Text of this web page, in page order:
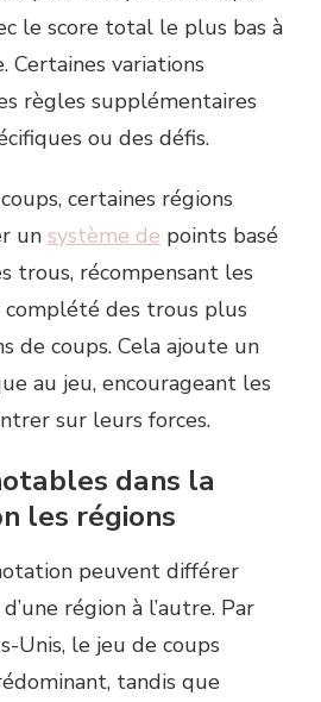
le score total le plus bas à
Certaines variations
règles supplémentaires
ou des défis.
certaines régions
un système de points basé
trous, récompensant les
complété des trous plus
de coups. Cela ajoute un
au jeu, encourageant les
sur leurs forces.
dans la
les régions
peuvent différer
région à l’autre. Par
Unis, le jeu de coups
tandis que